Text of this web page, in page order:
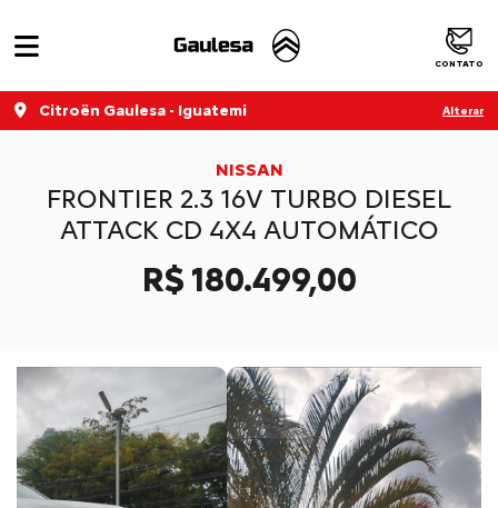
CONTATO
Citroën Gaulesa - Iguatemi Alterar
NISSAN
FRONTIER 2.3 16V TURBO DIESEL
ATTACK CD 4X4 AUTOMÁTICO
R$ 180.499,00